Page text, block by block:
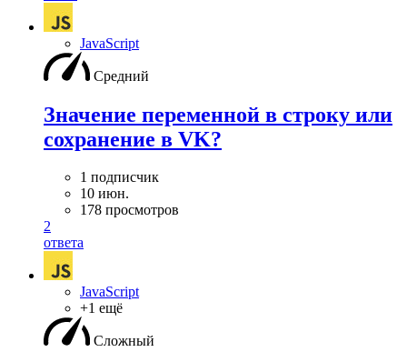
JavaScript
Средний
Значение переменной в строку или
сохранение в VK?
1 подписчик
10 июн.
178 просмотров
2
ответа
JavaScript
+1 ещё
Сложный